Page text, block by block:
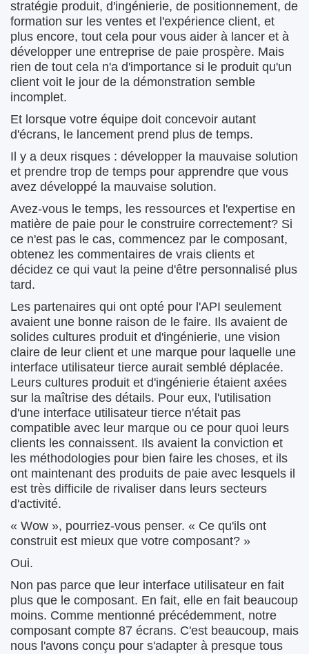
stratégie produit, d'ingénierie, de positionnement, de
formation sur les ventes et l'expérience client, et
plus encore, tout cela pour vous aider à lancer et à
développer une entreprise de paie prospère. Mais
rien de tout cela n'a d'importance si le produit qu'un
client voit le jour de la démonstration semble
incomplet.
Et lorsque votre équipe doit concevoir autant
d'écrans, le lancement prend plus de temps.
Il y a deux risques : développer la mauvaise solution
et prendre trop de temps pour apprendre que vous
avez développé la mauvaise solution.
Avez-vous le temps, les ressources et l'expertise en
matière de paie pour le construire correctement? Si
ce n'est pas le cas, commencez par le composant,
obtenez les commentaires de vrais clients et
décidez ce qui vaut la peine d'être personnalisé plus
tard.
Les partenaires qui ont opté pour l'API seulement
avaient une bonne raison de le faire. Ils avaient de
solides cultures produit et d'ingénierie, une vision
claire de leur client et une marque pour laquelle une
interface utilisateur tierce aurait semblé déplacée.
Leurs cultures produit et d'ingénierie étaient axées
sur la maîtrise des détails. Pour eux, l'utilisation
d'une interface utilisateur tierce n'était pas
compatible avec leur marque ou ce pour quoi leurs
clients les connaissent. Ils avaient la conviction et
les méthodologies pour bien faire les choses, et ils
ont maintenant des produits de paie avec lesquels il
est très difficile de rivaliser dans leurs secteurs
d'activité.
« Wow », pourriez-vous penser. « Ce qu'ils ont
construit est mieux que votre composant? »
Oui.
Non pas parce que leur interface utilisateur en fait
plus que le composant. En fait, elle en fait beaucoup
moins. Comme mentionné précédemment, notre
composant compte 87 écrans. C'est beaucoup, mais
nous l'avons conçu pour s'adapter à presque tous